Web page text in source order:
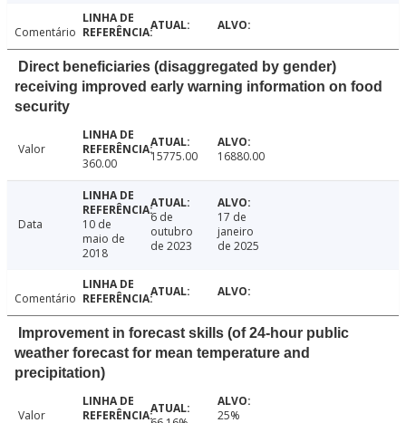
Comentário
Direct beneficiaries (disaggregated by gender)
receiving improved early warning information on food
security
Valor
360.00
15775.00 16880.00
Data
10 de
maio de
2018
6 de
outubro
de 2023
17 de
janeiro
de 2025
Comentário
Improvement in forecast skills (of 24-hour public
weather forecast for mean temperature and
precipitation)
Valor
25%